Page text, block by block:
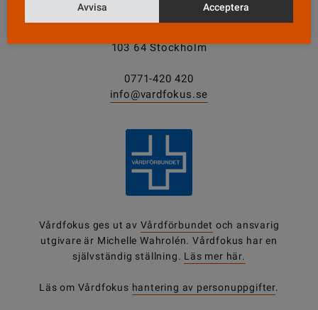
103 64 Stockholm
0771-420 420
info@vardfokus.se
Vårdfokus ges ut av Vårdförbundet och ansvarig
utgivare är Michelle Wahrolén. Vårdfokus har en
självständig ställning. Läs mer här.
Läs om Vårdfokus hantering av personuppgifter.
Avvisa Acceptera